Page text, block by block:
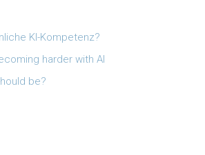
KI-Kompetenz?
harder with AI
be?